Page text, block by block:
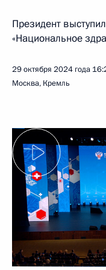
Президент
«Национальное
29 октября 2024 года
Москва, Кремль